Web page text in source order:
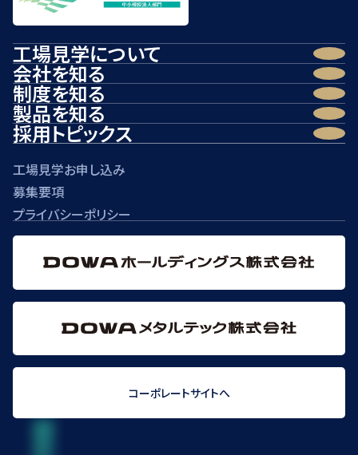
工場見学について
会社を知る
制度を知る
製品を知る
採用トピックス
工場見学お申し込み
募集要項
プライバシーポリシー
コーポレートサイトへ